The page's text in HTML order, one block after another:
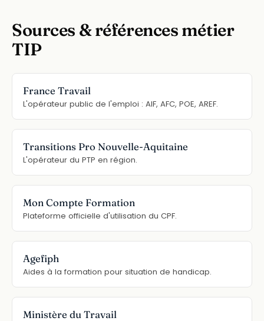
Sources & références métier
TIP
France Travail
L'opérateur public de l'emploi : AIF, AFC, POE, AREF.
Transitions Pro Nouvelle-Aquitaine
L'opérateur du PTP en région.
Mon Compte Formation
Plateforme officielle d'utilisation du CPF.
Agefiph
Aides à la formation pour situation de handicap.
Ministère du Travail